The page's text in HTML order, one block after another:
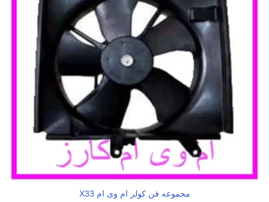
مجموعه فن کولر ام وی ام X33